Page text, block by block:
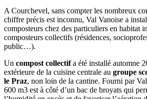
A Courchevel, sans compter les nombreux
chiffre précis est inconnu, Val Vanoise a
composteurs chez des particuliers en habitat
composteurs collectifs (résidences,
public…).
Un compost collectifa été installé automne
extérieure de la cuisine centrale au groupe
le Praz, non loin de la cantine. Fourni par
600 m3 est à côté d’un bac de broyats qui